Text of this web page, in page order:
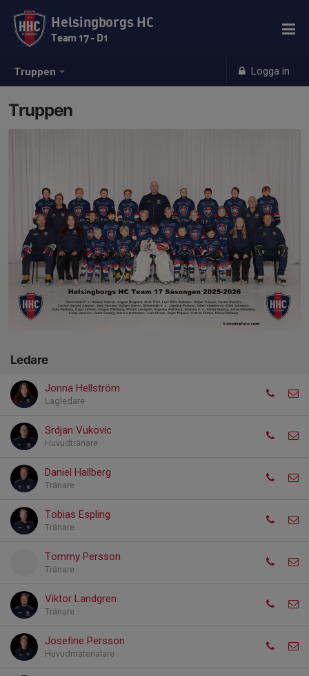
Truppen Logga in
Helsingborgs HC
Team 17 - D1
Truppen
Ledare
Jonna Hellström
Lagledare
Srdjan Vukovic
Huvudtränare
Daniel Hallberg
Tränare
Tobias Espling
Tränare
Tommy Persson
Tränare
Viktor Landgren
Tränare
Josefine Persson
Huvudmaterialare